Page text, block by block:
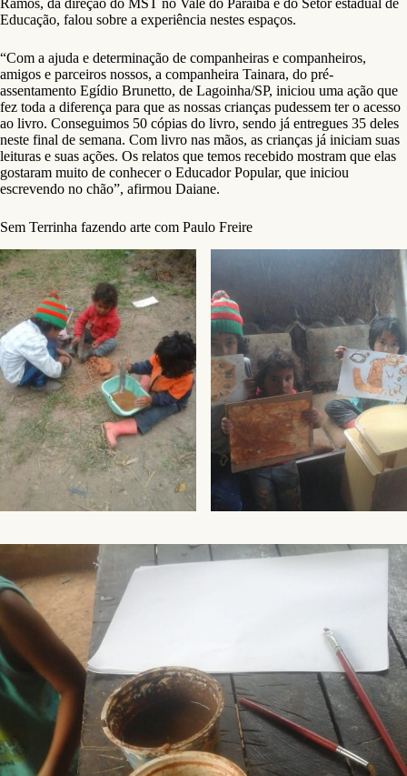
Ramos, da direção do MST no Vale do Paraíba e do Setor estadual de
Educação, falou sobre a experiência nestes espaços.
“Com a ajuda e determinação de companheiras e companheiros,
amigos e parceiros nossos, a companheira Tainara, do pré-
assentamento Egídio Brunetto, de Lagoinha/SP, iniciou uma ação que
fez toda a diferença para que as nossas crianças pudessem ter o acesso
ao livro. Conseguimos 50 cópias do livro, sendo já entregues 35 deles
neste final de semana. Com livro nas mãos, as crianças já iniciam suas
leituras e suas ações. Os relatos que temos recebido mostram que elas
gostaram muito de conhecer o Educador Popular, que iniciou
escrevendo no chão”, afirmou Daiane.
Sem Terrinha fazendo arte com Paulo Freire